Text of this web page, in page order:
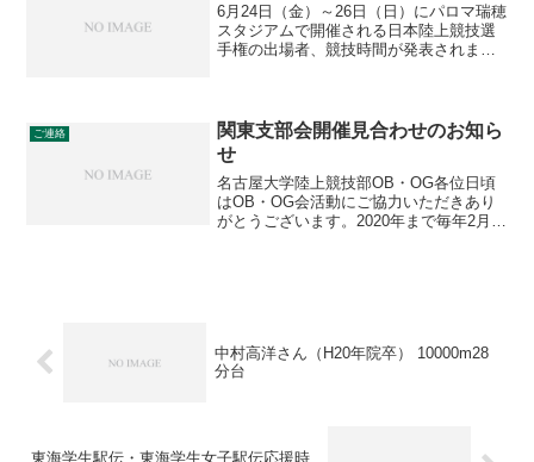
6月24日（金）～26日（日）にパロマ瑞穂
スタジアムで開催される日本陸上競技選
手権の出場者、競技時間が発表されまし
25...
ご連絡
関東支部会開催見合わせのお知ら
せ
名古屋大学陸上競技部OB・OG各位日頃
はOB・OG会活動にご協力いただきあり
がとうございます。2020年まで毎年2月に
中村高洋さん（H20年院卒） 10000m28
分台
東海学生駅伝・東海学生女子駅伝応援時